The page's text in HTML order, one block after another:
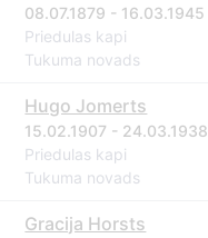
08.07.1879 - 16.03.1945
Priedulas kapi
Tukuma novads
Hugo Jomerts
15.02.1907 - 24.03.1938
Priedulas kapi
Tukuma novads
Gracija Horsts